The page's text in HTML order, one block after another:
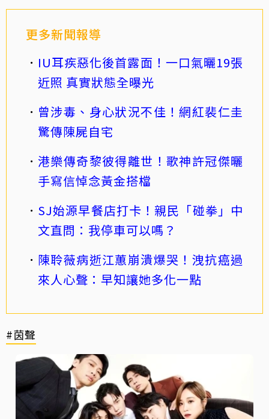
更多新聞報導
IU耳疾惡化後首露面！一口氣曬19張
近照 真實狀態全曝光
曾涉毒、身心狀況不佳！網紅裴仁圭
驚傳陳屍自宅
港樂傳奇黎彼得離世！歌神許冠傑曬
手寫信悼念黃金搭檔
SJ始源早餐店打卡！親民「碰拳」中
文直問：我停車可以嗎？
陳聆薇病逝江蕙崩潰爆哭！洩抗癌過
來人心聲：早知讓她多化一點
#茵聲